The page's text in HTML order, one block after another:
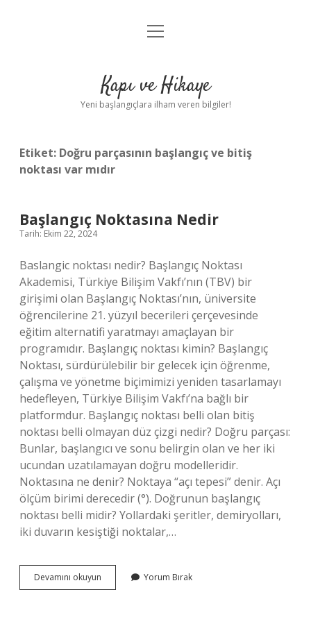
Anasayfa
Yasal Uyarı
menüyü
Kapı ve Hikaye
Yeni başlangıçlara ilham veren bilgiler!
Etiket: Doğru parçasının başlangıç ve bitiş
noktası var mıdır
Başlangıç Noktasına Nedir
Tarih: Ekim 22, 2024
Baslangic noktası nedir? Başlangıç ​​Noktası
Akademisi, Türkiye Bilişim Vakfı’nın (TBV) bir
girişimi olan Başlangıç ​​Noktası’nın, üniversite
öğrencilerine 21. yüzyıl becerileri çerçevesinde
eğitim alternatifi yaratmayı amaçlayan bir
programıdır. Başlangıç noktası kimin? Başlangıç ​​
Noktası, sürdürülebilir bir gelecek için öğrenme,
çalışma ve yönetme biçimimizi yeniden tasarlamayı
hedefleyen, Türkiye Bilişim Vakfı’na bağlı bir
platformdur. Başlangıç noktası belli olan bitiş
noktası belli olmayan düz çizgi nedir? Doğru parçası:
Bunlar, başlangıcı ve sonu belirgin olan ve her iki
ucundan uzatılamayan doğru modelleridir.
Noktasına ne denir? Noktaya “açı tepesi” denir. Açı
ölçüm birimi derecedir (°). Doğrunun başlangıç
noktası belli midir? Yollardaki şeritler, demiryolları,
iki duvarın kesiştiği noktalar,…
Devamını okuyun Başlangıç
Noktasına
Yorum Bırak